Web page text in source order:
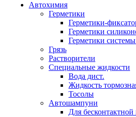
Автохимия
Герметики
Герметики-
Герметики
Герметики
Грязь
Растворители
Специальные жидкости
Вода дист.
Жидкость
Тосолы
Автошампуни
Для